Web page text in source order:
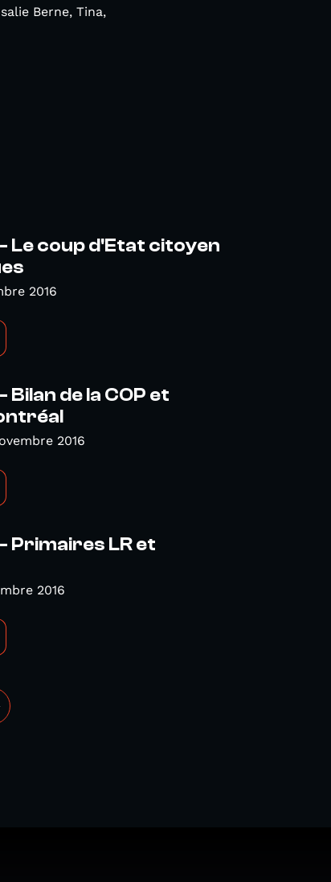
Berne, Tina,
Le coup d'Etat citoyen
2016
Bilan de la COP et
2016
Primaires LR et
2016